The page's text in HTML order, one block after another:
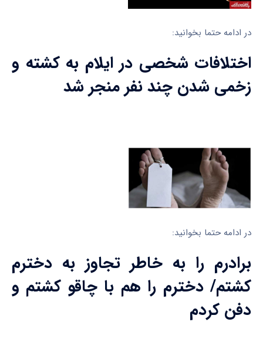
در ادامه حتما بخوانید:
اختلافات شخصی در ایلام به کشته و
زخمی شدن چند نفر منجر شد
در ادامه حتما بخوانید:
برادرم را به خاطر تجاوز به دخترم
کشتم/ دخترم را هم با چاقو کشتم و
دفن کردم